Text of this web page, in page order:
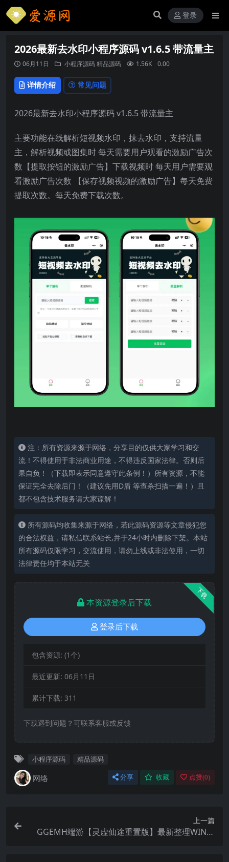
登录
2026最新去水印小程序源码 v1.6.5 带流量主
06月11日 小程序源码精品源码 1.56K 0.00
详情介绍 常见问题
2026最新去水印小程序源码 v1.6.5 带流量主
主要功能在线解析短视频水印，抹去水印，支持流量
主，解析视频或图集时 每天需要用户观看的激励广告次
数【提取按钮的激励广告】下载视频时 每天用户需要观
看激励广告次数 【保存视频视频的激励广告】每天免费
提取次数。每天免费下载次数。
注：所有资源来源于网络，分享目的仅供大家学习和交
流！不得使用于非法商业用途，不得违反国家法律。否则后
果自负！（下载即表示同意遵守此条例！）所有资源，不能
保证完全去除后门！（建议先用D盾 等查杀扫描一遍！）且
都不包含技术服务请大家谅解！
所有源码均收集来源于网络，若此源码资源等文章侵犯您
的合法权益，请私信联系站长,并于24小时内删除下架。本站
所有源码仅限学习，交流使用，请勿上线或非法使用，一切
法律责任均于本站无关
下载
本资源登录后下载
登录后下载
包含资源: (1个)
最近更新: 06月11日
累计下载: 311
下载遇到问题？可联系客服或反馈
小程序源码 精品源码
网络 分享 收藏 点赞(0)
上一篇
GGEMH端游【灵虚仙途重置版】最新整理WIN系